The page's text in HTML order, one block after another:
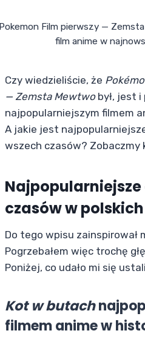
Film pierwszy —
film anime w
Czy wiedzieliście, że
— Zemsta Mewtwobył, jest i
najpopularniejszym filmem
A jakie jest
wszech czasów? Zobaczmy
czasów w
Do tego wpisu zainspirował
Pogrzebałem więc trochę
Poniżej, co udało mi się
Kot w butach
filmem anime w